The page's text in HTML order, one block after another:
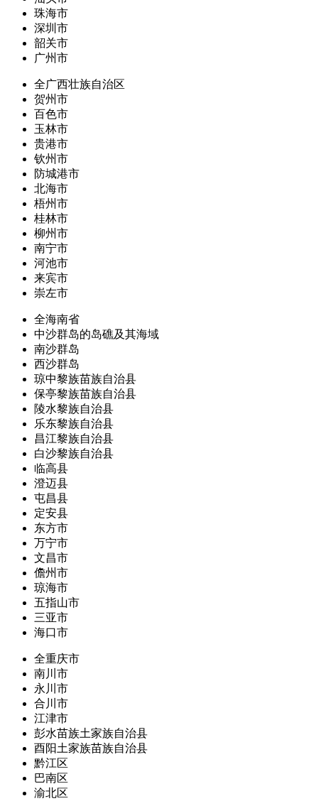
珠海市
深圳市
韶关市
广州市
全广西壮族自治区
贺州市
百色市
玉林市
贵港市
钦州市
防城港市
北海市
梧州市
桂林市
柳州市
南宁市
河池市
来宾市
崇左市
全海南省
中沙群岛的岛礁及其海域
南沙群岛
西沙群岛
琼中黎族苗族自治县
保亭黎族苗族自治县
陵水黎族自治县
乐东黎族自治县
昌江黎族自治县
白沙黎族自治县
临高县
澄迈县
屯昌县
定安县
东方市
万宁市
文昌市
儋州市
琼海市
五指山市
三亚市
海口市
全重庆市
南川市
永川市
合川市
江津市
彭水苗族土家族自治县
酉阳土家族苗族自治县
黔江区
巴南区
渝北区